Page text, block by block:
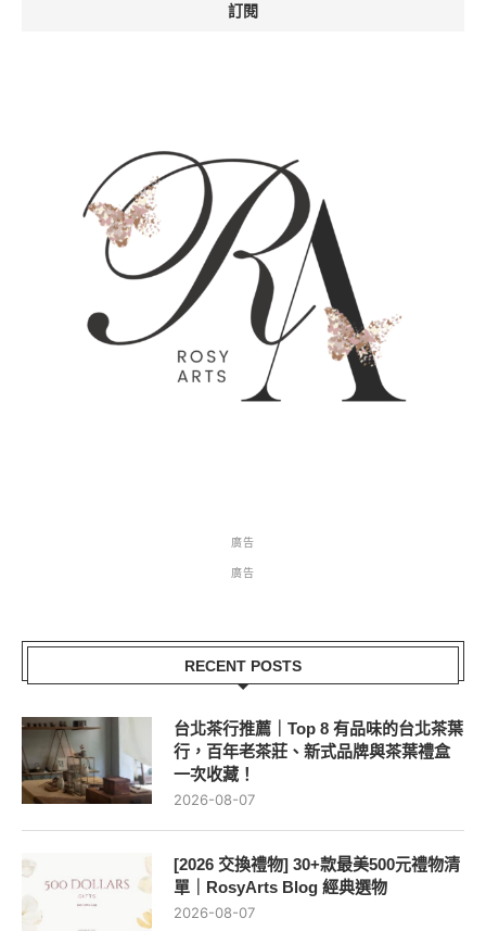
廣告
廣告
RECENT POSTS
台北茶行推薦｜Top 8 有品味的台北茶葉
行，百年老茶莊、新式品牌與茶葉禮盒
一次收藏！
2026-08-07
[2026 交換禮物] 30+款最美500元禮物清
單｜RosyArts Blog 經典選物
2026-08-07